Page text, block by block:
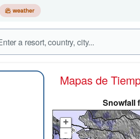
Mapas de
Snowfall
+
-